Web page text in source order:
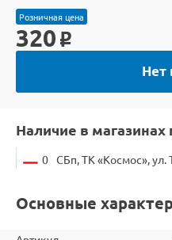
Розничная цена
320 o
Нет
Наличие в магазинах
0 СБп, ТК «Космос», ул.
Основные